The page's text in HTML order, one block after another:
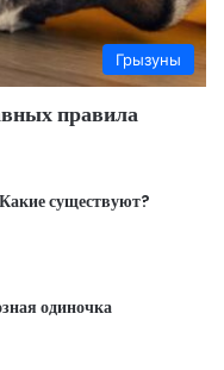
Грызуны
правила
существуют?
одиночка